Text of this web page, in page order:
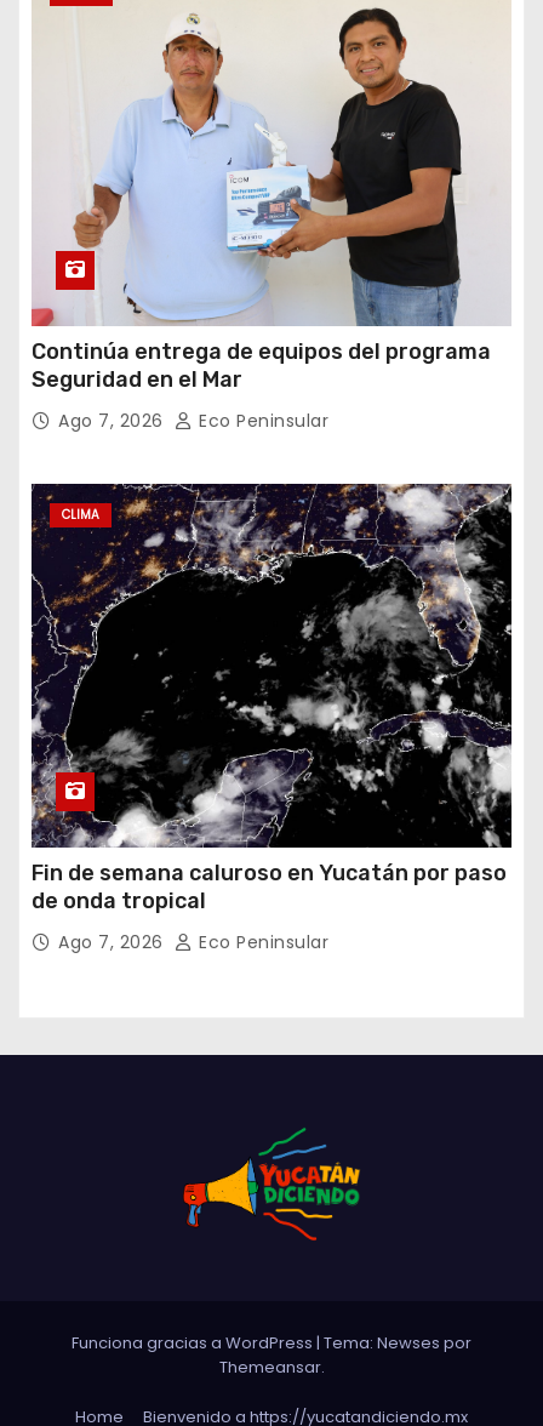
Continúa entrega de equipos del programa
Seguridad en el Mar
Ago 7, 2026 Eco Peninsular
CLIMA
Fin de semana caluroso en Yucatán por paso
de onda tropical
Ago 7, 2026 Eco Peninsular
Funciona gracias a WordPress | Tema: Newses por
Themeansar.
Home Bienvenido a https://yucatandiciendo.mx